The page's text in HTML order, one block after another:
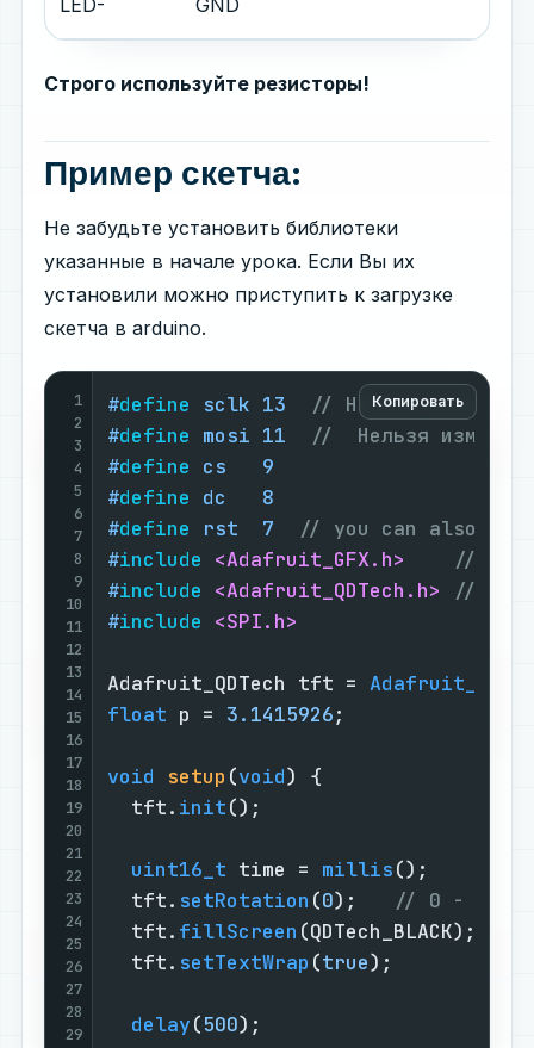
Строго используйте резисторы!
Пример скетча:
Не забудьте установить библиотеки
указанные в начале урока. Если Вы их
установили можно приступить к загрузке
скетча в arduino.
Копировать
1
2
3
4
5
6
7
8
9
10
11
12
13
14
15
16
17
18
19
20
21
22
23
24
25
26
27
28
29
#define sclk 13
// Нельзя изменять
#define mosi 11
//  Нельзя
#define cs   9
#define dc   8
#define rst  7
// you can also
#include <Adafruit_GFX.h>
//
#include <Adafruit_QDTech.h>
//
#include <SPI.h>
Adafruit_QDTech tft =
float p = 3.1415926;
void setup (void)
{
  tft.
init();
uint16_t time = millis();
  tft.
setRotation (0);
// 0 -
  tft.
fillScreen (QDTech_BLACK);
  tft.
setTextWrap (true);
delay(500);